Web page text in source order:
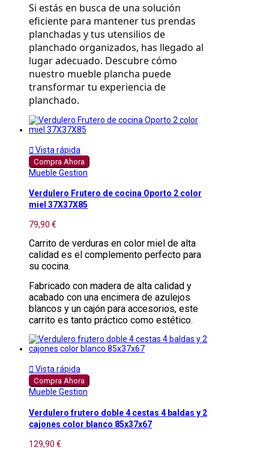
Si estás en busca de una solución
eficiente para mantener tus prendas
planchadas y tus utensilios de
planchado organizados, has llegado al
lugar adecuado. Descubre cómo
nuestro mueble plancha puede
transformar tu experiencia de
planchado.
 Vista rápida
Compra Ahora
Mueble Gestion
Verdulero Frutero de cocina Oporto 2 color
miel 37X37X85
79,90 €
Carrito de verduras en color miel de alta
calidad es el complemento perfecto para
su cocina.
Fabricado con madera de alta calidad y
acabado con una encimera de azulejos
blancos y un cajón para accesorios, este
carrito es tanto práctico como estético.
 Vista rápida
Compra Ahora
Mueble Gestion
Verdulero frutero doble 4 cestas 4 baldas y 2
cajones color blanco 85x37x67
129,90 €